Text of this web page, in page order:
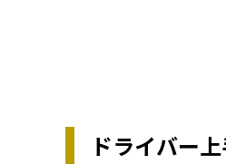
ドライバー